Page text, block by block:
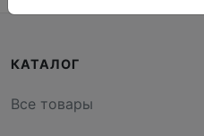
КАТАЛОГ
Все товары